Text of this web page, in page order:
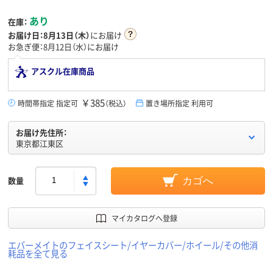
在庫： あり
お届け日：8月13日（木）にお届け
お急ぎ便：8月12日（水）にお届け
アスクル在庫商品
時間帯指定 指定可 ￥385（税込） 置き場所指定 利用可
お届け先住所：
東京都江東区
数量 カゴへ
マイカタログへ登録
エバーメイトのフェイスシート/イヤーカバー/ホイール/その他消
耗品を全て見る